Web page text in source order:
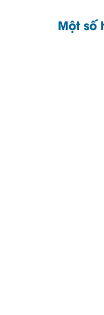
Một số